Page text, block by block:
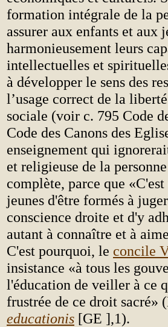
formation intégrale de la
assurer aux enfants et aux
harmonieusement leurs
intellectuelles et
à développer le sens des
l’usage correct de la
sociale (voir c. 795 Code
Code des Canons des
enseignement qui
et religieuse de la
complète, parce que
jeunes d'être formés à
conscience droite et d'y
autant à connaître et à
C'est pourquoi, le concile
insistance «à tous les
l'éducation de veiller à ce
frustrée de ce droit sacré»
educationis [GE ],1).